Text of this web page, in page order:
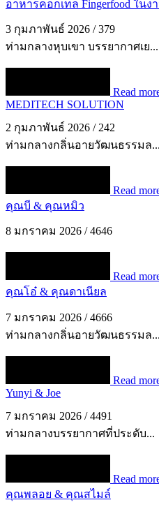
อาหารคอกเทล Fingerfood ในง
3 กุมภาพันธ์ 2026 / 379
ท่ามกลางหุบเขา บรรยากาศเย...
Read
MEDITECH SOLUTION
2 กุมภาพันธ์ 2026 / 242
ท่ามกลางกลิ่นอายวัฒนธรรมล...
Read
คุณบี & คุณหมิว
8 มกราคม 2026 / 4646
Read
คุณโอ๋ & คุณดาเนียล
7 มกราคม 2026 / 4666
ท่ามกลางกลิ่นอายวัฒนธรรมล...
Read
Yunyi & Joe
7 มกราคม 2026 / 4491
ท่ามกลางบรรยากาศที่ประดับ...
Read
คุณพลอย & คุณสไมล์